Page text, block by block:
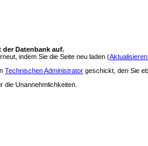
der Datenbank auf.
indem Sie die Seite neu laden (
Technischen Administrator geschickt, den Sie
die Unannehmlichkeiten.